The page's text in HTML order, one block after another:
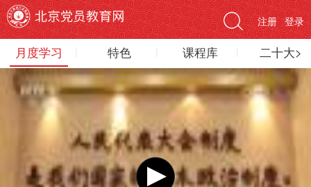
登录
注册
月度学习 特色 课程库 二十大>